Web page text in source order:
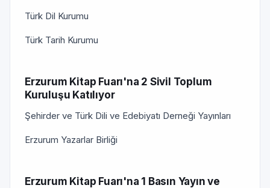
Türk Dil Kurumu
Türk Tarih Kurumu
Erzurum Kitap Fuarı'na 2 Sivil Toplum
Kuruluşu Katılıyor
Şehirder ve Türk Dili ve Edebiyatı Derneği Yayınları
Erzurum Yazarlar Birliği
Erzurum Kitap Fuarı'na 1 Basın Yayın ve